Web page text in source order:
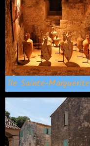
île Sainte-Marguerite